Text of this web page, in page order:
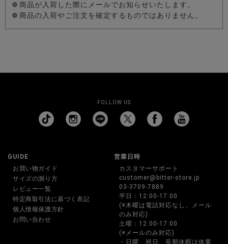
商品が入荷した際にメールでお知らせいたします。
商品の入荷やご注文を確定するものではありません。
FOLLOW US
GUIDE
お買い物ガイド
サイズの測り方
レビュー一覧
特定商取引法に基づく表記
個人情報保護方針
お問い合わせ
営業日時
カスタマーサポート
customer@bitter-store.jp
03-3709-7889
平日：12:00-17:00
(※木曜は電話対応なし、メール
のみ対応)
土曜：12:00-17:00
(※メールのみ対応)
・日曜、祝日、長期休暇は休業